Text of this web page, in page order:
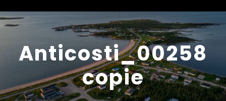
Anticosti_00258
copie